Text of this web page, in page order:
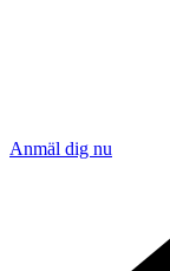
Anmäl dig nu